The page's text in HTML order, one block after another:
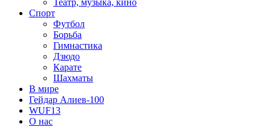
Театр, музыка, кино
Спорт
Футбол
Борьба
Гимнастика
Дзюдо
Карате
Шахматы
В мире
Гейдар Алиев-100
WUF13
О нас